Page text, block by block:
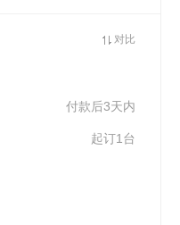
对比
付款后3天内
起订1台